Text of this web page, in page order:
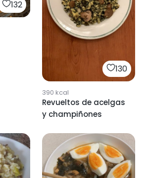
132
130
390 kcal
Revueltos de acelgas
y champiñones